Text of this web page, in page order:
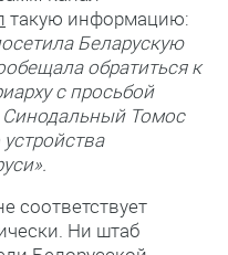
такую информацию:
Беларускую
обратиться к
с просьбой
Синодальный Томос
соответствует
Ни штаб